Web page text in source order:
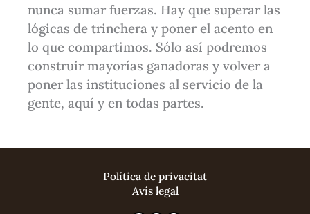
nunca sumar fuerzas. Hay que superar las
lógicas de trinchera y poner el acento en
lo que compartimos. Sólo así podremos
construir mayorías ganadoras y volver a
poner las instituciones al servicio de la
gente, aquí y en todas partes.
Política de privacitat
Avís legal